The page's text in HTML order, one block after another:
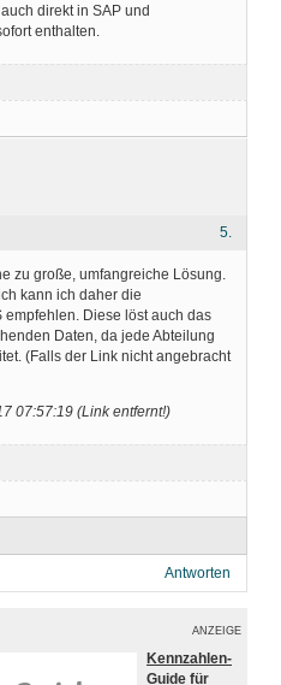
direkt in SAP und
enthalten.
5.
zu große, umfangreiche Lösung.
kann ich daher die
Diese löst auch das
Daten, da jede Abteilung
(Falls der Link nicht angebracht
07:57:19 (Link entfernt!)
Antworten
ANZEIGE
Kennzahlen-
Guide für